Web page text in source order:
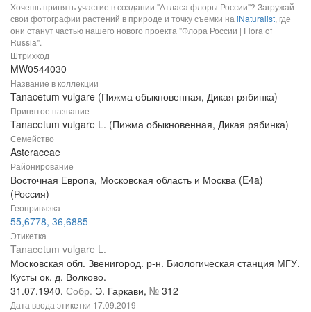
Хочешь принять участие в создании "Атласа флоры России"? Загружай
свои фотографии растений в природе и точку съемки на iNaturalist, где
они станут частью нашего нового проекта "Флора России | Flora of
Russia".
Штрихкод
MW0544030
Название в коллекции
Tanacetum vulgare (Пижма обыкновенная, Дикая рябинка)
Принятое название
Tanacetum vulgare L. (Пижма обыкновенная, Дикая рябинка)
Семейство
Asteraceae
Районирование
Восточная Европа, Московская область и Москва (E4a)
(Россия)
Геопривязка
55,6778, 36,6885
Этикетка
Tanacetum vulgare L.
Московская обл. Звенигород. р-н. Биологическая станция МГУ.
Кусты ок. д. Волково.
31.07.1940. Собр. Э. Гаркави, № 312
Дата ввода этикетки 17.09.2019